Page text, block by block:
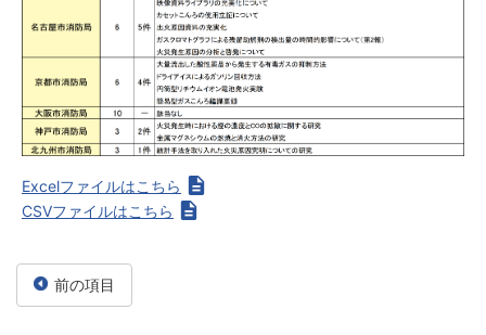
Excelファイルはこちら
CSVファイルはこちら
前の項目